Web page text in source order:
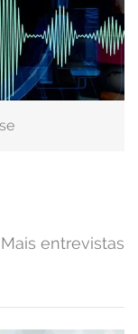
Mais entrevistas